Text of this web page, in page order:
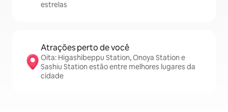
estrelas
Atrações perto de você
Oita: Higashibeppu Station, Onoya Station e
Sashiu Station estão entre melhores lugares da
cidade